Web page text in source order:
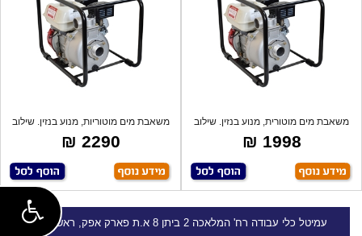
משאבת מים מוטורית, מנוע בנזין. שילוב
של
1998 ₪
משאבת מים מוטוריות, מנוע בנזין. שילוב
ש
2290 ₪
עמיטל כלי עבודה רח' המלאכה 2 ביתן 8 א.ת פארק אפק, ראש העין